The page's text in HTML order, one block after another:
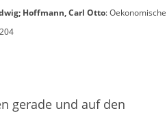
Hoffmann, Carl Otto: Oekonomische
gerade und auf den